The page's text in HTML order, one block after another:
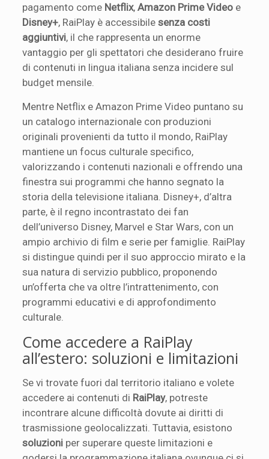
pagamento come Netflix,Amazon Prime Video e
Disney+, RaiPlay è accessibilesenza costi
aggiuntivi, il che rappresenta un enorme
vantaggio per gli spettatori che desiderano fruire
di contenuti in lingua italiana senza incidere sul
budget mensile.
Mentre Netflix e Amazon Prime Video puntano su
un catalogo internazionale con produzioni
originali provenienti da tutto il mondo, RaiPlay
mantiene un focus culturale specifico,
valorizzando i contenuti nazionali e offrendo una
finestra sui programmi che hanno segnato la
storia della televisione italiana. Disney+, d’altra
parte, è il regno incontrastato dei fan
dell’universo Disney, Marvel e Star Wars, con un
ampio archivio di film e serie per famiglie. RaiPlay
si distingue quindi per il suo approccio mirato e la
sua natura di servizio pubblico, proponendo
un’offerta che va oltre l’intrattenimento, con
programmi educativi e di approfondimento
culturale.
Come accedere a RaiPlay
all’estero: soluzioni e limitazioni
Se vi trovate fuori dal territorio italiano e volete
accedere ai contenuti di RaiPlay, potreste
incontrare alcune difficoltà dovute ai diritti di
trasmissione geolocalizzati. Tuttavia, esistono
soluzioni per superare queste limitazioni e